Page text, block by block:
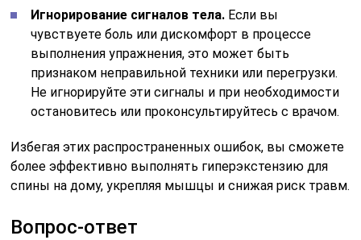
Игнорирование сигналов тела. Если вы
чувствуете боль или дискомфорт в процессе
выполнения упражнения, это может быть
признаком неправильной техники или перегрузки.
Не игнорируйте эти сигналы и при необходимости
остановитесь или проконсультируйтесь с врачом.
Избегая этих распространенных ошибок, вы сможете
более эффективно выполнять гиперэкстензию для
спины на дому, укрепляя мышцы и снижая риск травм.
Вопрос-ответ